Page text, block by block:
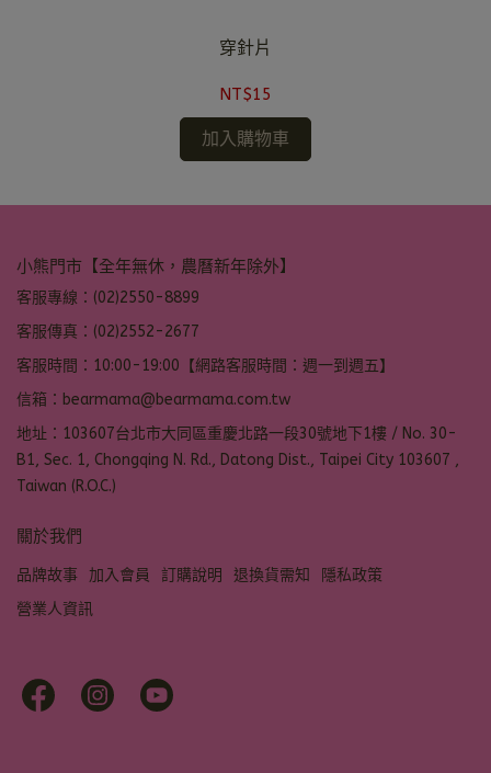
穿針片
NT$15
加入購物車
小熊門市【全年無休，農曆新年除外】
客服專線：(02)2550-8899
客服傳真：(02)2552-2677
客服時間：10:00-19:00【網路客服時間：週一到週五】
信箱：bearmama@bearmama.com.tw
地址：103607台北市大同區重慶北路一段30號地下1樓 / No. 30-
B1, Sec. 1, Chongqing N. Rd., Datong Dist., Taipei City 103607 ,
Taiwan (R.O.C.)
關於我們
品牌故事 加入會員 訂購說明 退換貨需知
隱私政策
營業人資訊